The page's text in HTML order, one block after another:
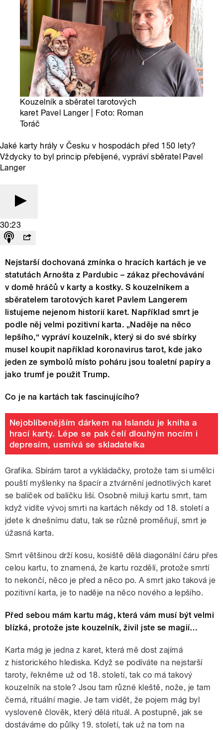
Kouzelník a sběratel tarotových
karet Pavel Langer | Foto: Roman
Toráč
Jaké karty hrály v Česku v hospodách před 150 lety?
Vždycky to byl princip přebíjené, vypráví sběratel Pavel
Langer
30:23
Nejstarší dochovaná zmínka o hracích kartách je ve
statutách Arnošta z Pardubic – zákaz přechovávání
v domě hráčů v karty a kostky. S kouzelníkem a
sběratelem tarotových karet Pavlem Langerem
listujeme nejenom historií karet. Například smrt je
podle něj velmi pozitivní karta. „Naděje na něco
lepšího,“ vypráví kouzelník, který si do své sbírky
musel koupit například koronavirus tarot, kde jako
jeden ze symbolů místo poháru jsou toaletní papíry a
jako trumf je použit Trump.
Co je na kartách tak fascinujícího?
Nejoblíbenějším dárkem na Islandu je kniha a
hrací karty. Lépe se pak čelí dlouhým nocím i
depresím, usmívá se skladatelka
Grafika. Sbírám tarot a vykládačky, protože tam si umělci
pouští myšlenky na špacír a ztvárnění jednotlivých karet
se balíček od balíčku liší. Osobně miluji kartu smrt, tam
když vidíte vývoj smrti na kartách někdy od 18. století a
jdete k dnešnímu datu, tak se různě proměňují, smrt je
úžasná karta.
Smrt většinou drží kosu, kosiště dělá diagonální čáru přes
celou kartu, to znamená, že kartu rozdělí, protože smrtí
to nekončí, něco je před a něco po. A smrt jako taková je
pozitivní karta, je to naděje na něco nového a lepšího.
Před sebou mám kartu mág, která vám musí být velmi
blízká, protože jste kouzelník, živil jste se magií…
Karta mág je jedna z karet, která mě dost zajímá
z historického hlediska. Když se podíváte na nejstarší
taroty, řekněme už od 18. století, tak co má takový
kouzelník na stole? Jsou tam různé kleště, nože, je tam
černá, rituální magie. Je tam vidět, že pojem mág byl
vysloveně člověk, který dělá rituál. A postupně, jak se
dostáváme do půlky 19. století, tak už na tom na